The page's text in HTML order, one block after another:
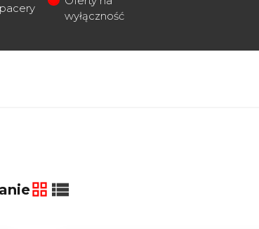
wyłączność
tabela
lista